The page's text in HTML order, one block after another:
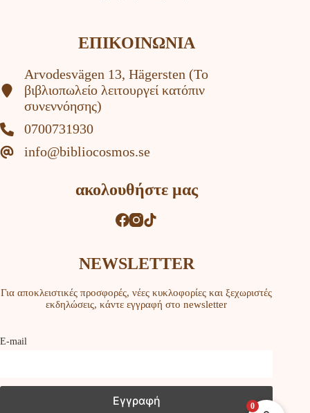
ΕΠΙΚΟΙΝΩΝΙΑ
Arvodesvägen 13, Hägersten (To
βιβλιοπωλείο λειτουργεί κατόπιν
συνεννόησης)
0700731930
info@bibliocosmos.se
ακολουθήστε μας
NEWSLETTER
Για αποκλειστικές προσφορές, νέες κυκλοφορίες και ξεχωριστές
εκδηλώσεις, κάντε εγγραφή στο newsletter
Ε-mail
0